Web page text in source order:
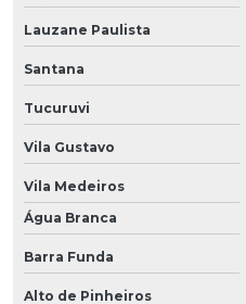
Lauzane Paulista
Santana
Tucuruvi
Vila Gustavo
Vila Medeiros
Água Branca
Barra Funda
Alto de Pinheiros